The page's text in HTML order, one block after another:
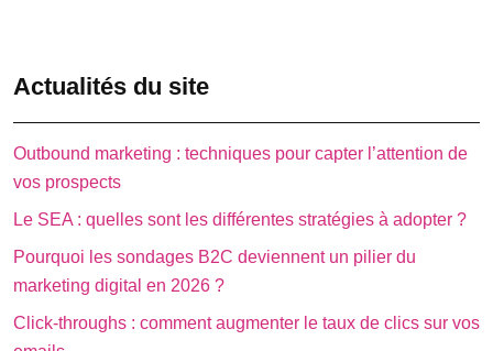
Actualités du site
Outbound marketing : techniques pour capter l’attention de
vos prospects
Le SEA : quelles sont les différentes stratégies à adopter ?
Pourquoi les sondages B2C deviennent un pilier du
marketing digital en 2026 ?
Click-throughs : comment augmenter le taux de clics sur vos